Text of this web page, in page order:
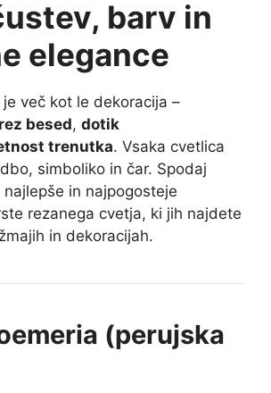
barv in
elegance
več kot le dekoracija –
besed, dotik
trenutka. Vsaka cvetlica
simboliko in čar. Spodaj
in najpogosteje
rezanega cvetja, ki jih najdete
in dekoracijah.
(perujska